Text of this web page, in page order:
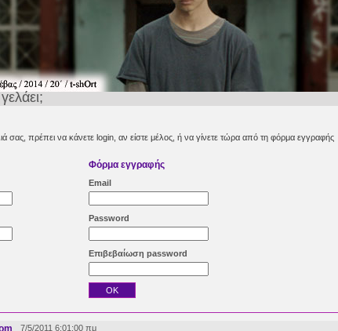
σας, πρέπει να κάνετε login, αν είστε μέλος, ή να γίνετε τώρα από τη φόρμα εγγραφής
Φόρμα εγγραφής
Email
Password
Επιβεβαίωση password
7/5/2011 6:01:00 πμ